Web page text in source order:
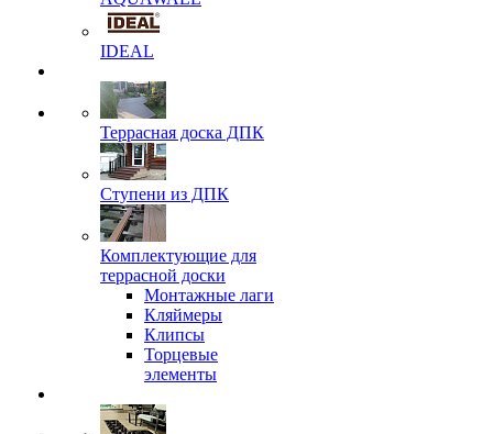
IDEAL
Террасная доска ДПК
Ступени из ДПК
Комплектующие для
террасной доски
Монтажные лаги
Кляймеры
Клипсы
Торцевые
элементы